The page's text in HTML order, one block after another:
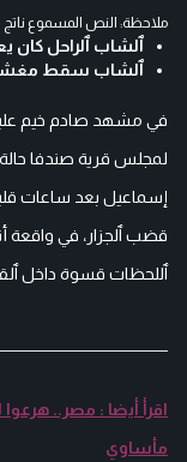
ملاحظة: النص المسموع
ٱلشاب ٱلراحل كان
ٱلشاب سقط مغشى
في مشهد صادم خيم
لمجلس قرية صندفا
إسماعيل بعد ساعات
قضب ٱلجزار، في واقعة
ٱللحظات قسوة داخل
اقرأ أيضا : مصر..
مأساوي